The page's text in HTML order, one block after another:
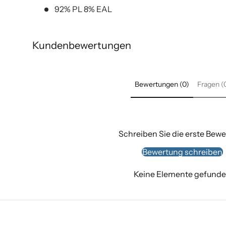
92% PL 8% EAL
Kundenbewertungen
Bewertungen (0) Fragen
Schreiben Sie die erste
Bewertung schreiben
Keine Elemente